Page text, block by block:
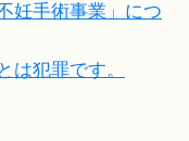
妊手術事業」につ
は犯罪です。